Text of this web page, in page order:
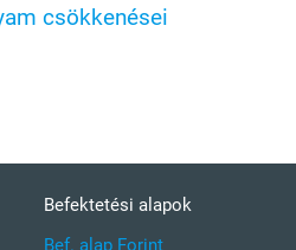
csökkenései
Befektetési alapok
Bef. alap Forint